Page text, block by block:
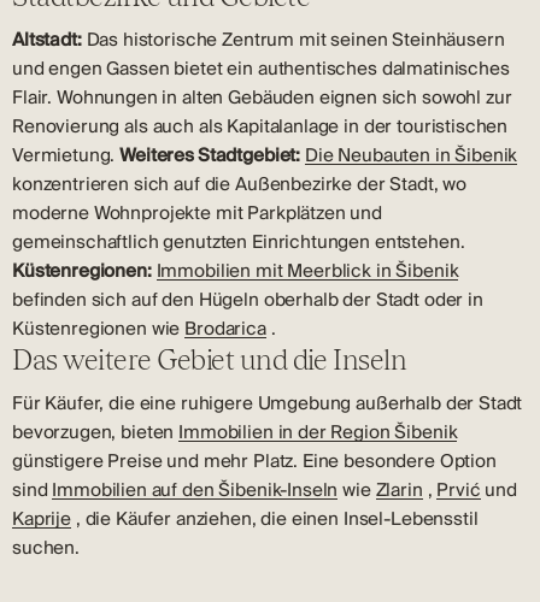
Altstadt:Das historische Zentrum mit seinen Steinhäusern
und engen Gassen bietet ein authentisches dalmatinisches
Flair. Wohnungen in alten Gebäuden eignen sich sowohl zur
Renovierung als auch als Kapitalanlage in der touristischen
Vermietung.Weiteres Stadtgebiet: Die Neubauten in Šibenik
konzentrieren sich auf die Außenbezirke der Stadt, wo
moderne Wohnprojekte mit Parkplätzen und
gemeinschaftlich genutzten Einrichtungen entstehen.
Küstenregionen: Immobilien mit Meerblick in Šibenik
befinden sich auf den Hügeln oberhalb der Stadt oder in
Küstenregionen wie Brodarica.
Das weitere Gebiet und die Inseln
Für Käufer, die eine ruhigere Umgebung außerhalb der Stadt
bevorzugen, bieten Immobilien in der Region Šibenik
günstigere Preise und mehr Platz. Eine besondere Option
sind Immobilien auf den Šibenik-Inseln wieZlarin , Prvić und
Kaprije, die Käufer anziehen, die einen Insel-Lebensstil
suchen.